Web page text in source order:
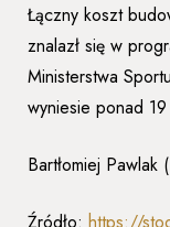
Łączny koszt
znalazł się w
Ministerstwa
wyniesie ponad 19
Bartłomiej Pawlak
Źródło: https://